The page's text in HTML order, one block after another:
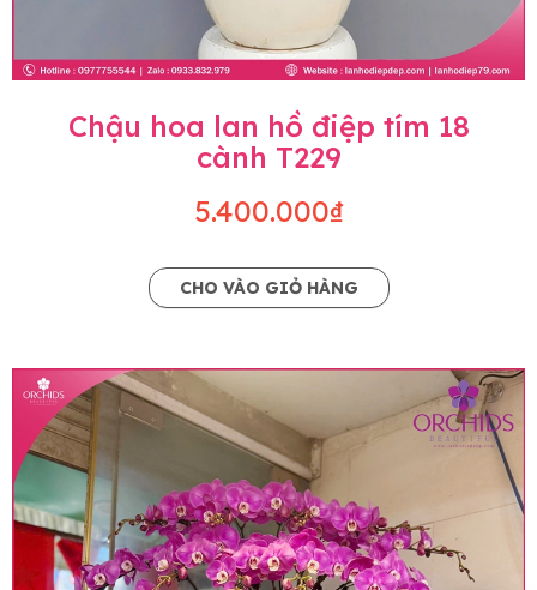
Chậu hoa lan hồ điệp tím 18
cành T229
5.400.000₫
CHO VÀO GIỎ HÀNG